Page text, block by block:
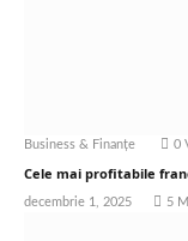
Business & Finanțe 0
Cele mai profitabile
decembrie 1, 2025 5